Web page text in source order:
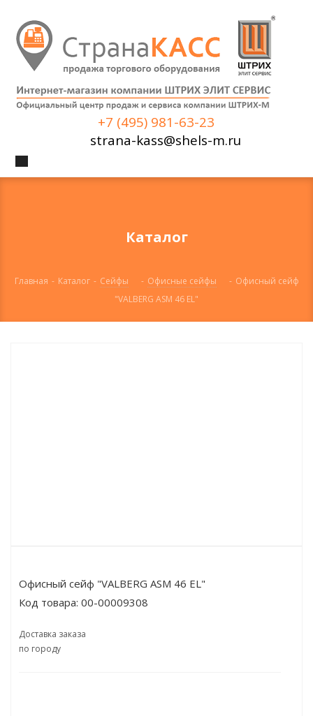
+7 (495) 981-63-23
strana-kass@shels-m.ru
Каталог
Главная - Каталог - Сейфы - Офисные сейфы - Офисный сейф
"VALBERG ASM 46 EL"
Офисный сейф "VALBERG ASM 46 EL"
Код товара: 00-00009308
Доставка заказа
по городу